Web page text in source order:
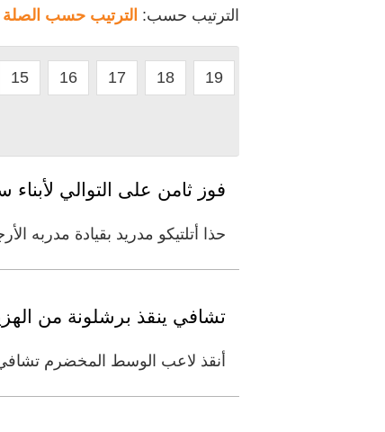
الترتيب حسب: الترتيب حسب الصلة
15 16 17 18 19
فوز ثامن على التوالي لأبناء
حذا أتلتيكو مدريد بقيادة مدربه
تشافي ينقذ برشلونة من
أنقذ لاعب الوسط المخضرم تشافي